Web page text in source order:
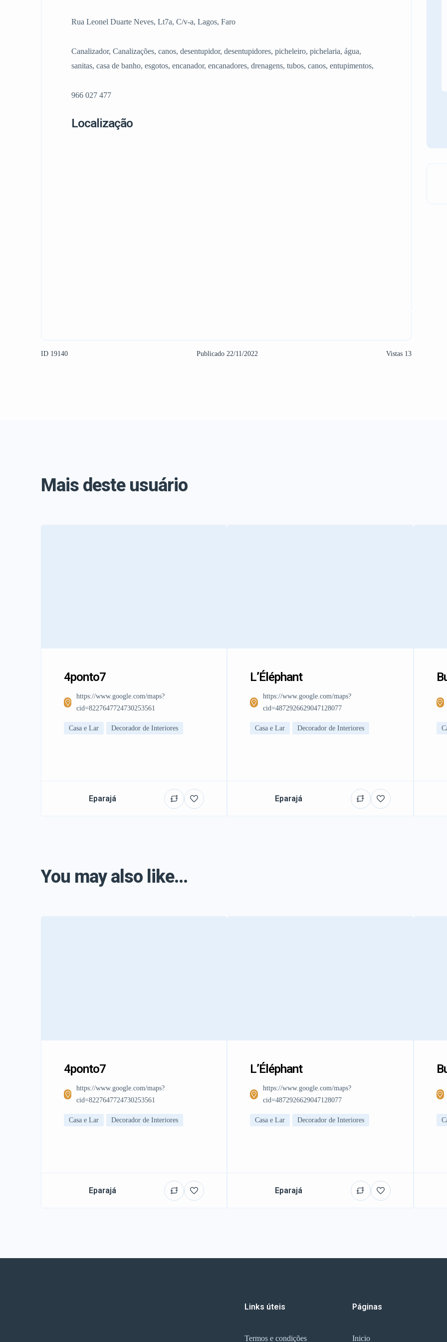
Rua Leonel Duarte Neves, Lt7a, C/v-a, Lagos, Faro
Canalizador, Canalizações, canos, desentupidor, desentupidores, picheleiro, pichelaria, água,
sanitas, casa de banho, esgotos, encanador, encanadores, drenagens, tubos, canos, entupimentos,
966 027 477
Localização
ID 19140 Publicado 22/11/2022 Vistas 13
Mais deste usuário
4ponto7
https://www.google.com/maps?
cid=8227647724730253561
Casa e Lar Decorador de Interiores
Eparajá
L’Éléphant
https://www.google.com/maps?
cid=4872926629047128077
Casa e Lar Decorador de Interiores
Eparajá
You may also like...
4ponto7
https://www.google.com/maps?
cid=8227647724730253561
Casa e Lar Decorador de Interiores
Eparajá
L’Éléphant
https://www.google.com/maps?
cid=4872926629047128077
Casa e Lar Decorador de Interiores
Eparajá
Links úteis
Termos e condições
Páginas
Inicio